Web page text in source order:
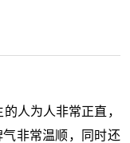
人为人非常正直，
非常温顺，同时还